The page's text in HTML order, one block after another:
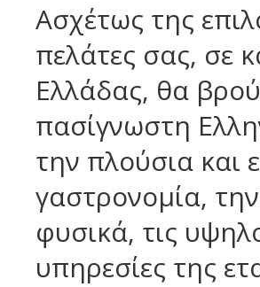
Ασχέτως της
πελάτες σας, σε
Ελλάδας, θα
πασίγνωστη
την πλούσια και
γαστρονομία,
φυσικά, τις
υπηρεσίες της